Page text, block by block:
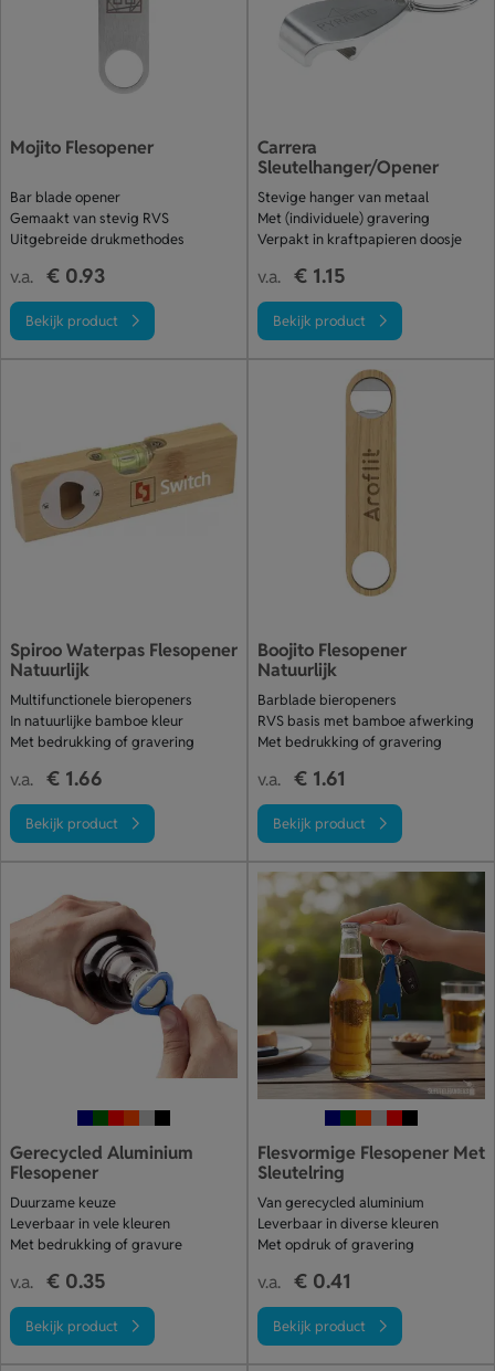
Mojito Flesopener
Bar blade opener
Gemaakt van stevig RVS
Uitgebreide drukmethodes
v.a. € 0.93
Bekijk product
Carrera
Sleutelhanger/Opener
Stevige hanger van metaal
Met (individuele) gravering
Verpakt in kraftpapieren doosje
v.a. € 1.15
Bekijk product
Spiroo Waterpas Flesopener
Natuurlijk
Multifunctionele bieropeners
In natuurlijke bamboe kleur
Met bedrukking of gravering
v.a. € 1.66
Bekijk product
Boojito Flesopener
Natuurlijk
Barblade bieropeners
RVS basis met bamboe afwerking
Met bedrukking of gravering
v.a. € 1.61
Bekijk product
Gerecycled Aluminium
Flesopener
Duurzame keuze
Leverbaar in vele kleuren
Met bedrukking of gravure
v.a. € 0.35
Bekijk product
Flesvormige Flesopener Met
Sleutelring
Van gerecycled aluminium
Leverbaar in diverse kleuren
Met opdruk of gravering
v.a. € 0.41
Bekijk product